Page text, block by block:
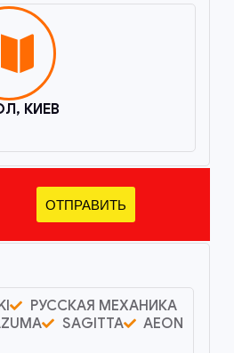
КИЕВ
ОТПРАВИТЬ
РУССКАЯ МЕХАНИКА
SAGITTA
AEON